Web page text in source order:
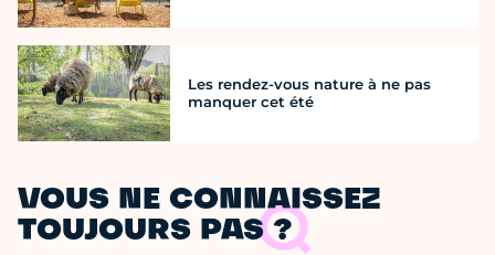
Les rendez-vous nature à ne pas
manquer cet été
VOUS NE CONNAISSEZ
TOUJOURS PAS ?